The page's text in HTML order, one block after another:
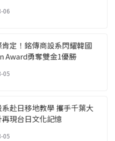
06
定！銘傳商設系閃耀韓國
Award勇奪雙金1優勝
05
赴日移地教學 攜手千葉大
現台日文化記憶
05